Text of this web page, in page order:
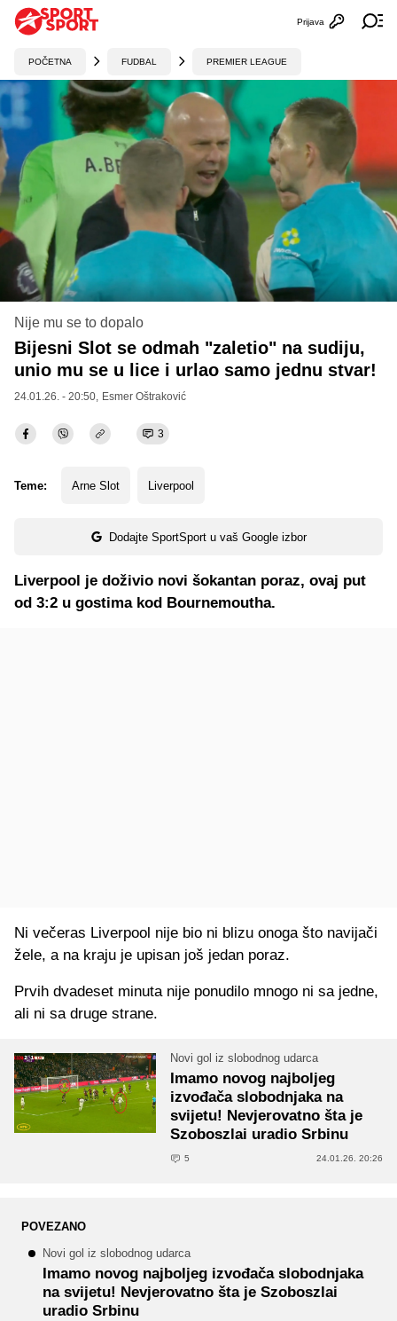
Otvori
Prijava
POČETNA FUDBAL PREMIER LEAGUE
Nije mu se to dopalo
Bijesni Slot se odmah "zaletio" na sudiju,
unio mu se u lice i urlao samo jednu stvar!
24.01.26. - 20:50, Esmer Oštraković
3
Teme: Arne Slot Liverpool
Dodajte SportSport u vaš Google izbor
Liverpool je doživio novi šokantan poraz, ovaj put
od 3:2 u gostima kod Bournemoutha.
Ni večeras Liverpool nije bio ni blizu onoga što navijači
žele, a na kraju je upisan još jedan poraz.
Prvih dvadeset minuta nije ponudilo mnogo ni sa jedne,
ali ni sa druge strane.
Novi gol iz slobodnog udarca
Imamo novog najboljeg
izvođača slobodnjaka na
svijetu! Nevjerovatno šta je
Szoboszlai uradio Srbinu
5 24.01.26. 20:26
POVEZANO
Novi gol iz slobodnog udarca
Imamo novog najboljeg izvođača slobodnjaka
na svijetu! Nevjerovatno šta je Szoboszlai
uradio Srbinu